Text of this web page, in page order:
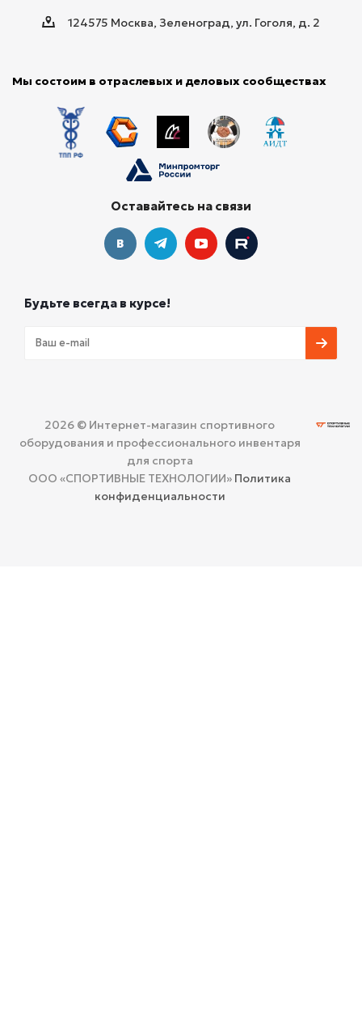
124575 Москва, Зеленоград, ул. Гоголя, д. 2
Мы состоим в отраслевых и деловых сообществах
Оставайтесь на связи
Будьте всегда в курсе!
2026 © Интернет-магазин спортивного
оборудования и профессионального инвентаря
для спорта
ООО «СПОРТИВНЫЕ ТЕХНОЛОГИИ» Политика
конфиденциальности